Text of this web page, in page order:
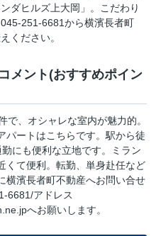
ダヒルズ上大岡」。こだわり
251-6681から横濱長者町
ください。
メント(おすすめポイン
で、オシャレな室内が魅力的。
パートはこちらです。駅から徒
にも便利な立地です。ミラン
くて便利。転勤、単身赴任など
横濱長者町不動産へお問い合せ
6681/アドレス
へお願いします。